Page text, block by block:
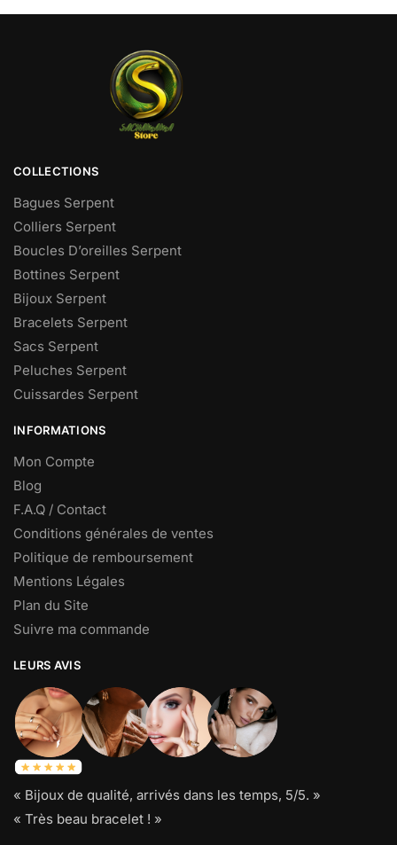
COLLECTIONS
Bagues Serpent
Colliers Serpent
Boucles D’oreilles Serpent
Bottines Serpent
Bijoux Serpent
Bracelets Serpent
Sacs Serpent
Peluches Serpent
Cuissardes Serpent
INFORMATIONS
Mon Compte
Blog
F.A.Q / Contact
Conditions générales de ventes
Politique de remboursement
Mentions Légales
Plan du Site
Suivre ma commande
LEURS AVIS
« Bijoux de qualité, arrivés dans les temps, 5/5. »
« Très beau bracelet ! »